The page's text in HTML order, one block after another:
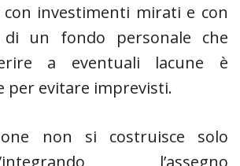
con investimenti mirati e con
di un fondo personale che
a eventuali lacune è
per evitare imprevisti.
non si costruisce solo
integrando l’assegno